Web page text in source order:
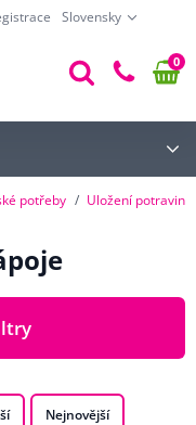
Slovensky
0
potřeby Uložení potravin
Nejnovější